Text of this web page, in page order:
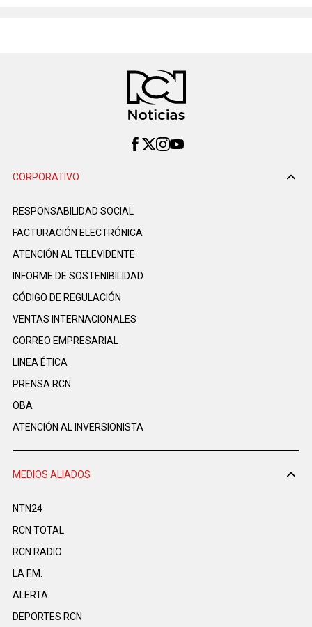
CORPORATIVO
RESPONSABILIDAD SOCIAL
FACTURACIÓN ELECTRÓNICA
ATENCIÓN AL TELEVIDENTE
INFORME DE SOSTENIBILIDAD
CÓDIGO DE REGULACIÓN
VENTAS INTERNACIONALES
CORREO EMPRESARIAL
LINEA ÉTICA
PRENSA RCN
OBA
ATENCIÓN AL INVERSIONISTA
MEDIOS ALIADOS
NTN24
RCN TOTAL
RCN RADIO
LA F.M.
ALERTA
DEPORTES RCN